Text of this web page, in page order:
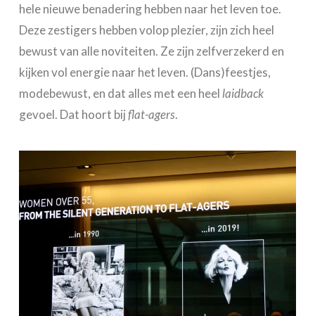
hele nieuwe benadering hebben naar het leven toe.
Deze zestigers hebben volop plezier, zijn zich heel
bewust van alle noviteiten. Ze zijn zelfverzekerd en
kijken vol energie naar het leven. (Dans)feestjes,
modebewust, en dat alles met een heel laidback
gevoel. Dat hoort bijflat-agers.